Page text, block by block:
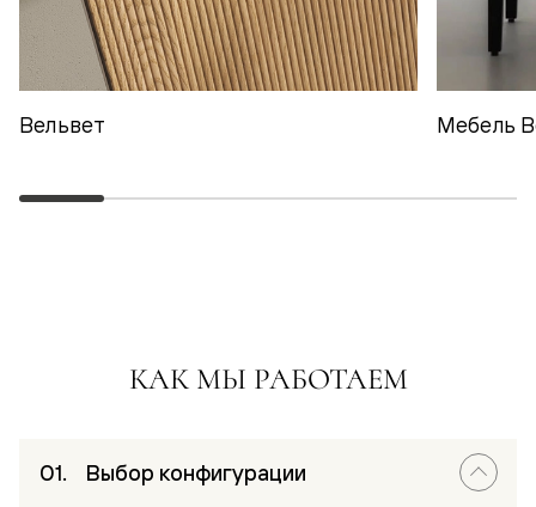
Вельвет Мебель
КАК МЫ РАБОТАЕМ
Выбор конфигурации